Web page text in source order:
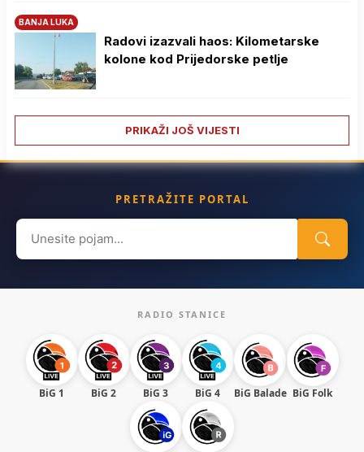
BANJA LUKA
Radovi izazvali haos: Kilometarske
kolone kod Prijedorske petlje
PRIKAŽI JOŠ VIJESTI
PRETRAŽITE PORTAL
Search
for:
RADIO STANICE
BiG 1 BiG 2 BiG 3 BiG 4 BiG Balade BiG Folk